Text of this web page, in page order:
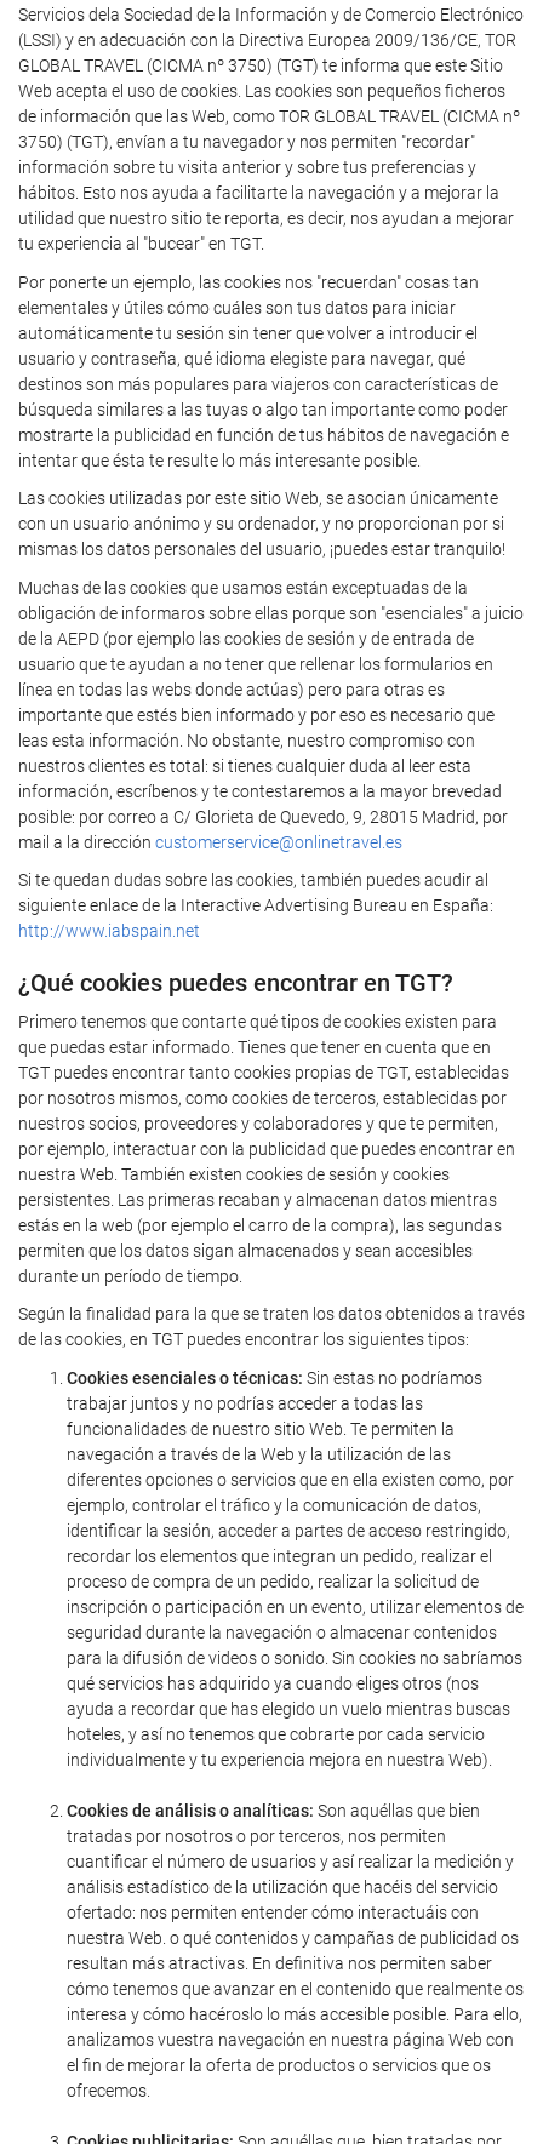
Servicios dela Sociedad de la Información y de Comercio Electrónico
(LSSI) y en adecuación con la Directiva Europea 2009/136/CE, TOR
GLOBAL TRAVEL (CICMA nº 3750) (TGT) te informa que este Sitio
Web acepta el uso de cookies. Las cookies son pequeños ficheros
de información que las Web, como TOR GLOBAL TRAVEL (CICMA nº
3750) (TGT), envían a tu navegador y nos permiten "recordar"
información sobre tu visita anterior y sobre tus preferencias y
hábitos. Esto nos ayuda a facilitarte la navegación y a mejorar la
utilidad que nuestro sitio te reporta, es decir, nos ayudan a mejorar
tu experiencia al "bucear" en TGT.
Por ponerte un ejemplo, las cookies nos "recuerdan" cosas tan
elementales y útiles cómo cuáles son tus datos para iniciar
automáticamente tu sesión sin tener que volver a introducir el
usuario y contraseña, qué idioma elegiste para navegar, qué
destinos son más populares para viajeros con características de
búsqueda similares a las tuyas o algo tan importante como poder
mostrarte la publicidad en función de tus hábitos de navegación e
intentar que ésta te resulte lo más interesante posible.
Las cookies utilizadas por este sitio Web, se asocian únicamente
con un usuario anónimo y su ordenador, y no proporcionan por si
mismas los datos personales del usuario, ¡puedes estar tranquilo!
Muchas de las cookies que usamos están exceptuadas de la
obligación de informaros sobre ellas porque son "esenciales" a juicio
de la AEPD (por ejemplo las cookies de sesión y de entrada de
usuario que te ayudan a no tener que rellenar los formularios en
línea en todas las webs donde actúas) pero para otras es
importante que estés bien informado y por eso es necesario que
leas esta información. No obstante, nuestro compromiso con
nuestros clientes es total: si tienes cualquier duda al leer esta
información, escríbenos y te contestaremos a la mayor brevedad
posible: por correo a C/ Glorieta de Quevedo, 9, 28015 Madrid, por
mail a la dirección customerservice@onlinetravel.es
Si te quedan dudas sobre las cookies, también puedes acudir al
siguiente enlace de la Interactive Advertising Bureau en España:
http://www.iabspain.net
¿Qué cookies puedes encontrar en TGT?
Primero tenemos que contarte qué tipos de cookies existen para
que puedas estar informado. Tienes que tener en cuenta que en
TGT puedes encontrar tanto cookies propias de TGT, establecidas
por nosotros mismos, como cookies de terceros, establecidas por
nuestros socios, proveedores y colaboradores y que te permiten,
por ejemplo, interactuar con la publicidad que puedes encontrar en
nuestra Web. También existen cookies de sesión y cookies
persistentes. Las primeras recaban y almacenan datos mientras
estás en la web (por ejemplo el carro de la compra), las segundas
permiten que los datos sigan almacenados y sean accesibles
durante un período de tiempo.
Según la finalidad para la que se traten los datos obtenidos a través
de las cookies, en TGT puedes encontrar los siguientes tipos:
Cookies esenciales o técnicas: Sin estas no podríamos
trabajar juntos y no podrías acceder a todas las
funcionalidades de nuestro sitio Web. Te permiten la
navegación a través de la Web y la utilización de las
diferentes opciones o servicios que en ella existen como, por
ejemplo, controlar el tráfico y la comunicación de datos,
identificar la sesión, acceder a partes de acceso restringido,
recordar los elementos que integran un pedido, realizar el
proceso de compra de un pedido, realizar la solicitud de
inscripción o participación en un evento, utilizar elementos de
seguridad durante la navegación o almacenar contenidos
para la difusión de videos o sonido. Sin cookies no sabríamos
qué servicios has adquirido ya cuando eliges otros (nos
ayuda a recordar que has elegido un vuelo mientras buscas
hoteles, y así no tenemos que cobrarte por cada servicio
individualmente y tu experiencia mejora en nuestra Web).
Cookies de análisis o analíticas: Son aquéllas que bien
tratadas por nosotros o por terceros, nos permiten
cuantificar el número de usuarios y así realizar la medición y
análisis estadístico de la utilización que hacéis del servicio
ofertado: nos permiten entender cómo interactuáis con
nuestra Web. o qué contenidos y campañas de publicidad os
resultan más atractivas. En definitiva nos permiten saber
cómo tenemos que avanzar en el contenido que realmente os
interesa y cómo hacéroslo lo más accesible posible. Para ello,
analizamos vuestra navegación en nuestra página Web con
el fin de mejorar la oferta de productos o servicios que os
ofrecemos.